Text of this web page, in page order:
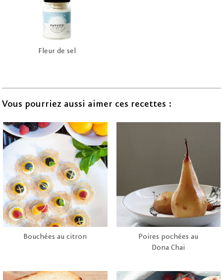
Fleur de sel
Vous pourriez aussi aimer ces recettes :
Bouchées au citron
Poires pochées au
Dona Chai